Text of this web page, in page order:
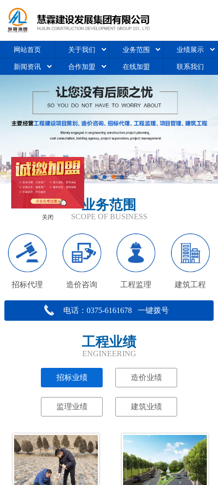
网站首页 关于我们 业务范围 业绩展示
新闻资讯 合作加盟 在线加盟 联系我们
业务范围
SCOPE OF BUSINESS
招标代理 造价咨询 工程监理 建筑工程
电话：0375-6161678 一键拨号
工程业绩
ENGINEERING
招标业绩 造价业绩
监理业绩 建筑业绩